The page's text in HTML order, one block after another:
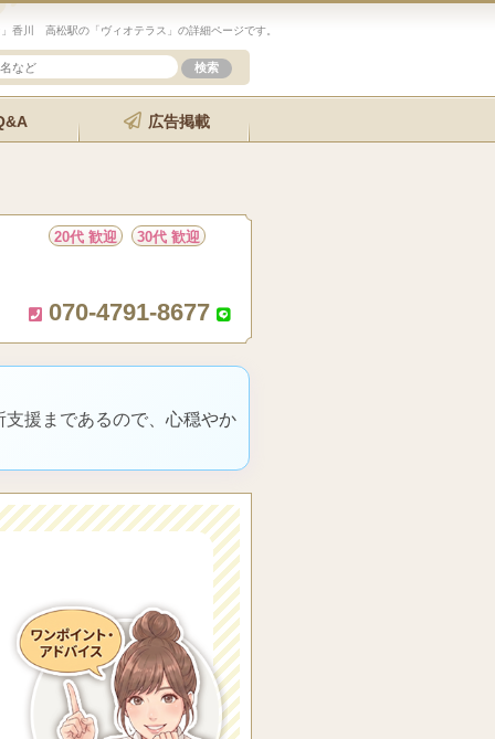
香川 高松駅の「ヴィオテラス」の詳細ページです。
広告掲載
20代 歓迎 30代 歓迎
070-4791-8677
援まであるので、心穏やか